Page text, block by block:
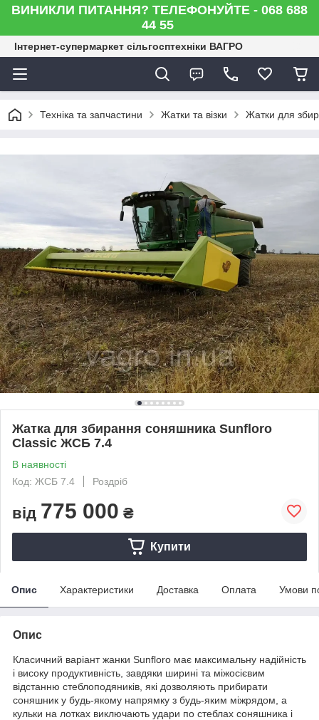
ВИНИКЛИ ПИТАННЯ? ТЕЛЕФОНУЙТЕ - 068 688
44 55
Інтернет-супермаркет сільгосптехніки ВАГРО
Техніка та запчастини Жатки та візки Жатки для
Жатка для збирання соняшника Sunfloro
Classic ЖСБ 7.4
В наявності
Код: ЖСБ 7.4
Роздріб
від 775 000 ₴
Купити
Опис Характеристики Доставка Оплата Умови
Опис
Класичний варіант жанки Sunfloro має максимальну надійність
і високу продуктивність, завдяки ширині та міжосієвим
відстанню стеблоподяників, які дозволяють прибирати
соняшник у будь-якому напрямку з будь-яким міжрядом, а
кульки на лотках виключають удари по стеблах соняшника і